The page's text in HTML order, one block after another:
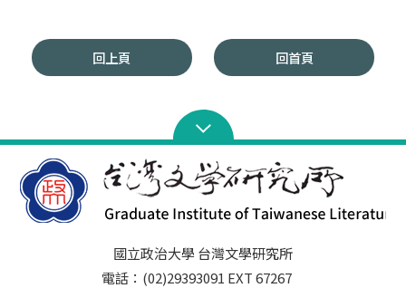
回上頁 回首頁
國立政治大學 台灣文學研究所
電話：(02)29393091 EXT 67267